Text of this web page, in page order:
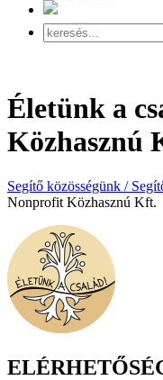
Életünk a
Közhasznú
Segítő közösségünk /
Nonprofit Közhasznú Kft.